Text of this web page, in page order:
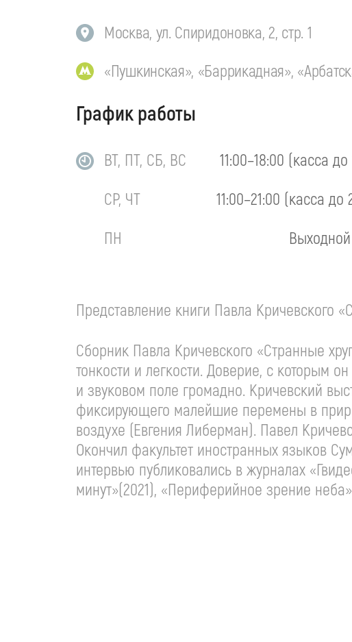
Москва, ул. Спиридоновка, 2, стр. 1
«Пушкинская», «Баррикадная»,
График работы
ВТ, ПТ, СБ, ВС
11:00–18:00 (касса до
СР, ЧТ
11:00–21:00 (касса до
ПН
Представление книги Павла Кричевского
Сборник Павла Кричевского «Странные
тонкости и легкости. Доверие, с которым
и звуковом поле громадно. Кричевский
фиксирующего малейшие перемены в
воздухе (Евгения Либерман). Павел
Окончил факультет иностранных языков
интервью публиковались в журналах
минут»(2021), «Периферийное зрение